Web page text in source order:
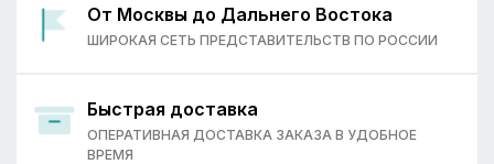
От Москвы до Дальнего Востока
ШИРОКАЯ СЕТЬ ПРЕДСТАВИТЕЛЬСТВ ПО РОССИИ
Быстрая доставка
ОПЕРАТИВНАЯ ДОСТАВКА ЗАКАЗА В УДОБНОЕ
ВРЕМЯ